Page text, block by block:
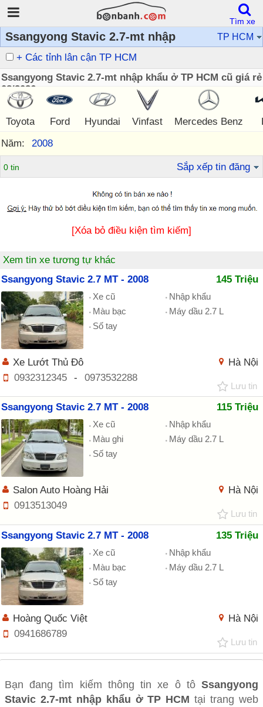
Ssangyong Stavic 2.7-mt nhập TP HCM
+ Các tỉnh lân cận TP HCM
Ssangyong Stavic 2.7-mt nhập khẩu ở TP HCM cũ giá rẻ
08/2026
Toyota Ford Hyundai Vinfast Mercedes Benz
Năm:
2008
0 tin Sắp xếp tin đăng
[Xóa bỏ điều kiện tìm kiếm]
Xem tin xe tương tự khác
Ssangyong Stavic 2.7 MT - 2008
145 Triệu
Xe cũ
Nhập khẩu
Màu bạc
Máy dầu 2.7 L
Số tay
Hà Nội
Xe Lướt Thủ Đô
0932312345
- 0973532288
Lưu tin
Ssangyong Stavic 2.7 MT - 2008 115 Triệu
Xe cũ
Nhập khẩu
Màu ghi
Máy dầu 2.7 L
Số tay
Hà Nội
Salon Auto Hoàng Hải
0913513049
Lưu tin
Ssangyong Stavic 2.7 MT - 2008 135 Triệu
Xe cũ
Nhập khẩu
Màu bạc
Máy dầu 2.7 L
Số tay
Hà Nội
Hoàng Quốc Việt
0941686789
Lưu tin
Bạn đang tìm kiếm thông tin xe ô tô Ssangyong
Stavic 2.7-mt nhập khẩu ở TP HCM tại trang web
Tìm xe